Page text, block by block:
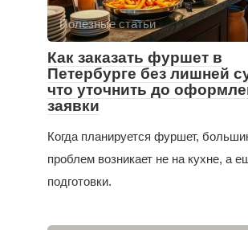
Полезные статьи
Как заказать фуршет в
Петербурге без лишней
что уточнить до
заявки
Когда планируется фуршет,
проблем возникает не на кухне, а
подготовки.